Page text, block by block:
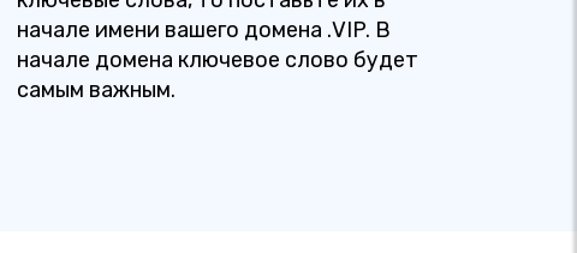
начале имени вашего домена .VIP. В
начале домена ключевое слово будет
самым важным.